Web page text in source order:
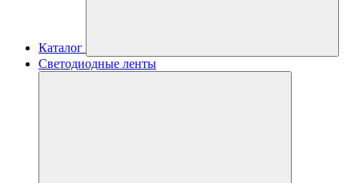
Каталог
Светодиодные ленты